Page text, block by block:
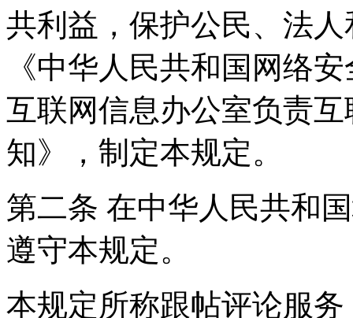
共利益，保护公民、法
《中华人民共和国网络
互联网信息办公室负责
知》，制定本规定。
第二条 在中华人民共和
遵守本规定。
本规定所称跟帖评论服